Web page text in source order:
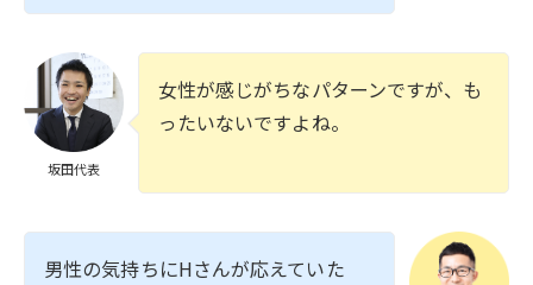
坂田代表
女性が感じがちなパターンですが、も
ったいないですよね。
男性の気持ちにHさんが応えていた